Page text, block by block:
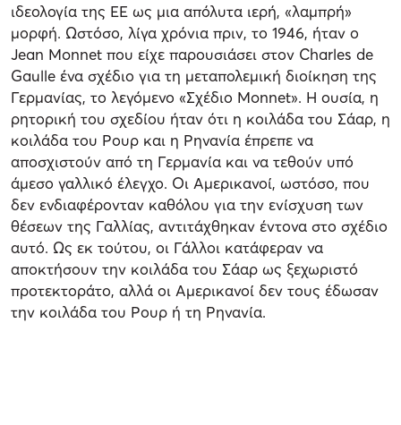
ιδεολογία της ΕΕ ως μια απόλυτα ιερή, «λαμπρή»
μορφή. Ωστόσο, λίγα χρόνια πριν, το 1946, ήταν ο
Jean Monnet που είχε παρουσιάσει στον Charles de
Gaulle ένα σχέδιο για τη μεταπολεμική διοίκηση της
Γερμανίας, το λεγόμενο «Σχέδιο Monnet». Η ουσία, η
ρητορική του σχεδίου ήταν ότι η κοιλάδα του Σάαρ, η
κοιλάδα του Ρουρ και η Ρηνανία έπρεπε να
αποσχιστούν από τη Γερμανία και να τεθούν υπό
άμεσο γαλλικό έλεγχο. Οι Αμερικανοί, ωστόσο, που
δεν ενδιαφέρονταν καθόλου για την ενίσχυση των
θέσεων της Γαλλίας, αντιτάχθηκαν έντονα στο σχέδιο
αυτό. Ως εκ τούτου, οι Γάλλοι κατάφεραν να
αποκτήσουν την κοιλάδα του Σάαρ ως ξεχωριστό
προτεκτοράτο, αλλά οι Αμερικανοί δεν τους έδωσαν
την κοιλάδα του Ρουρ ή τη Ρηνανία.